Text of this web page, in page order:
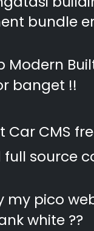
bundle
Modern
banget !!
Car CMS
source
my pico
white ??